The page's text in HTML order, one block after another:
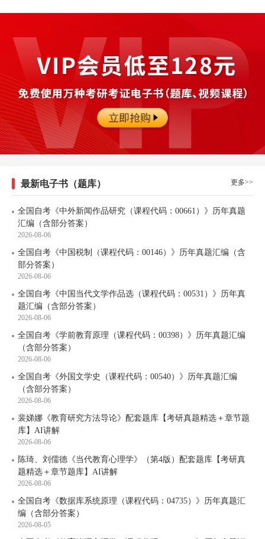
更多>>
最新电子书（题库）
全国自考《中外新闻作品研究（课程代码：00661）》历年真题
汇编（含部分答案）
2026-08-06
全国自考《中国税制（课程代码：00146）》历年真题汇编（含
部分答案）
2026-08-06
全国自考《中国当代文学作品选（课程代码：00531）》历年真
题汇编（含部分答案）
2026-08-06
全国自考《学前教育原理（课程代码：00398）》历年真题汇编
（含部分答案）
2026-08-06
全国自考《外国文学史（课程代码：00540）》历年真题汇编
（含部分答案）
2026-08-06
裴娣娜《教育研究方法导论》配套题库【考研真题精选＋章节题
库】AI讲解
2026-08-06
陈琦、刘儒德《当代教育心理学》（第4版）配套题库【考研真
题精选＋章节题库】AI讲解
2026-08-06
全国自考《数据库系统原理（课程代码：04735）》历年真题汇
编（含部分答案）
2026-08-05